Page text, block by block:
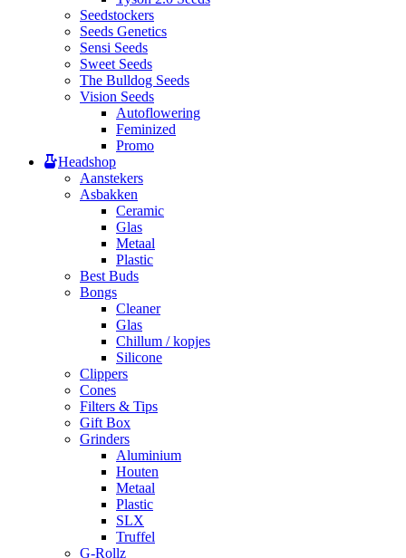
Seedstockers
Seeds Genetics
Sensi Seeds
Sweet Seeds
The Bulldog Seeds
Vision Seeds
Autoflowering
Feminized
Promo
Headshop
Aanstekers
Asbakken
Ceramic
Glas
Metaal
Plastic
Best Buds
Bongs
Cleaner
Glas
Chillum / kopjes
Silicone
Clippers
Cones
Filters & Tips
Gift Box
Grinders
Aluminium
Houten
Metaal
Plastic
SLX
Truffel
G-Rollz